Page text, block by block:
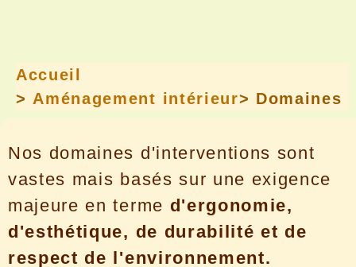
Accueil
> Aménagement intérieur> Domaines
Nos domaines d'interventions sont
vastes mais basés sur une exigence
majeure en terme d'ergonomie,
d'esthétique, de durabilité et de
respect de l'environnement.